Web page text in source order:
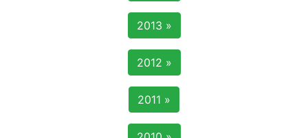
2013 »
2012 »
2011 »